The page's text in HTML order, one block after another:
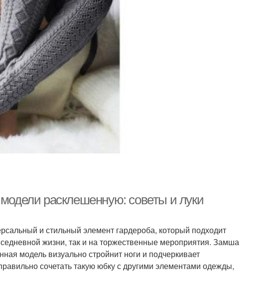
расклешенную: советы и луки
и стильный элемент гардероба, который подходит
жизни, так и на торжественные мероприятия. Замша
модель визуально стройнит ноги и подчеркивает
сочетать такую юбку с другими элементами одежды,